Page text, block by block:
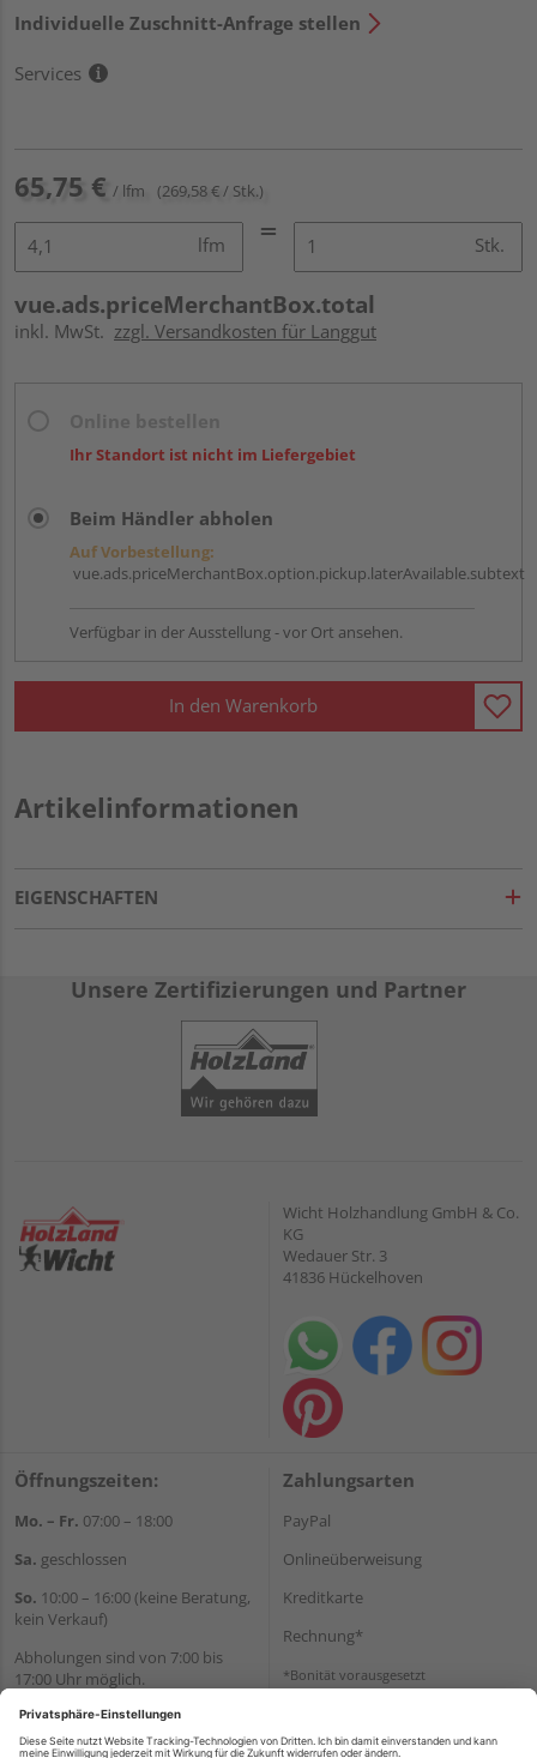
Individuelle Zuschnitt-Anfrage stellen
Services
65,75 € / lfm (269,58 € / Stk.)
lfm Stk.
vue.ads.priceMerchantBox.total
inkl. MwSt. zzgl. Versandkosten für Langgut
Ihr Standort ist nicht im Liefergebiet
Beim Händler abholen
Auf Vorbestellung:
vue.ads.priceMerchantBox.option.pickup.laterAvailable.subtext
Verfügbar in der Ausstellung - vor Ort ansehen.
In den Warenkorb
Artikelinformationen
EIGENSCHAFTEN
Unsere Zertifizierungen und Partner
Wicht Holzhandlung GmbH & Co.
KG
Wedauer Str. 3
41836 Hückelhoven
Öffnungszeiten:
Mo. – Fr. 07:00 – 18:00
Sa. geschlossen
So. 10:00 – 16:00 (keine Beratung,
kein Verkauf)
Abholungen sind von 7:00 bis
17:00 Uhr möglich.
Wir helfen Ihnen gerne
weiter
Zahlungsarten
PayPal
Onlineüberweisung
Kreditkarte
Rechnung*
*Bonität vorausgesetzt
Versandkosten